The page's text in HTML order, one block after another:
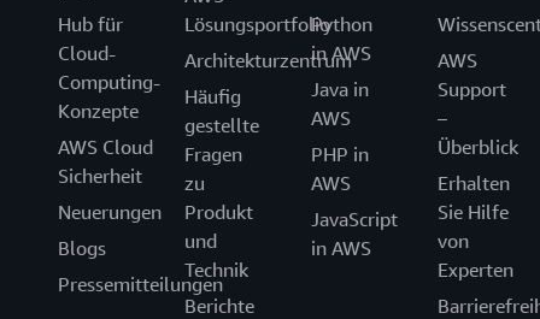
Hub für
Cloud-
Computing-
Konzepte
AWS Cloud
Sicherheit
Neuerungen
Blogs
Pressemitteilungen
Lösungsportfolio
Architekturzentrum
Häufig
gestellte
Fragen
zu
Produkt
und
Technik
Berichte
Python
in AWS
Java in
AWS
PHP in
AWS
JavaScript
in AWS
AWS
Support
–
Überblick
Erhalten
Sie Hilfe
von
Experten